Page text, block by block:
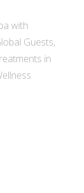
with
Guests,
in